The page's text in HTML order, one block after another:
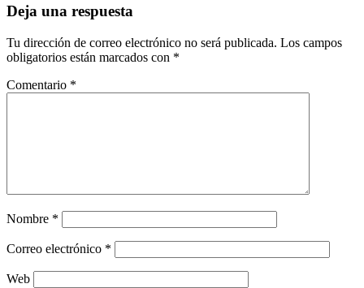
Deja una respuesta
Tu dirección de correo electrónico no será publicada. Los campos
obligatorios están marcados con *
Comentario *
Nombre *
Correo electrónico *
Web